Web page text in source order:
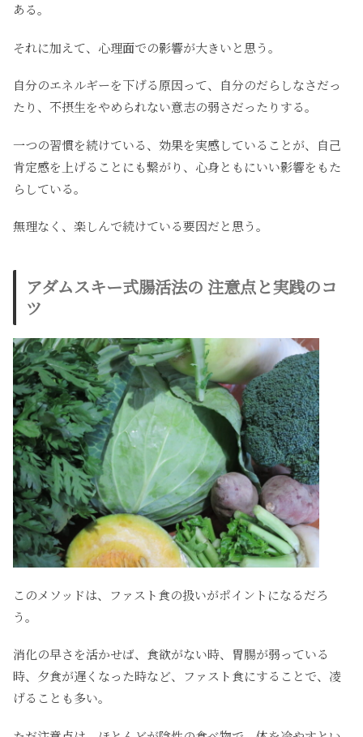
ある。
それに加えて、心理面での影響が大きいと思う。
自分のエネルギーを下げる原因って、自分のだらしなさだっ
たり、不摂生をやめられない意志の弱さだったりする。
一つの習慣を続けている、効果を実感していることが、自己
肯定感を上げることにも繋がり、心身ともにいい影響をもた
らしている。
無理なく、楽しんで続けている要因だと思う。
アダムスキー式腸活法の 注意点と実践のコ
ツ
このメソッドは、ファスト食の扱いがポイントになるだろ
う。
消化の早さを活かせば、食欲がない時、胃腸が弱っている
時、夕食が遅くなった時など、ファスト食にすることで、凌
げることも多い。